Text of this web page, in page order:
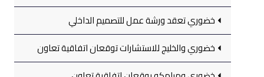
خضوري تعقد ورشة عمل للتصميم الداخلي
خضوري والخليج للاستشارات توقعان اتفاقية تعاون